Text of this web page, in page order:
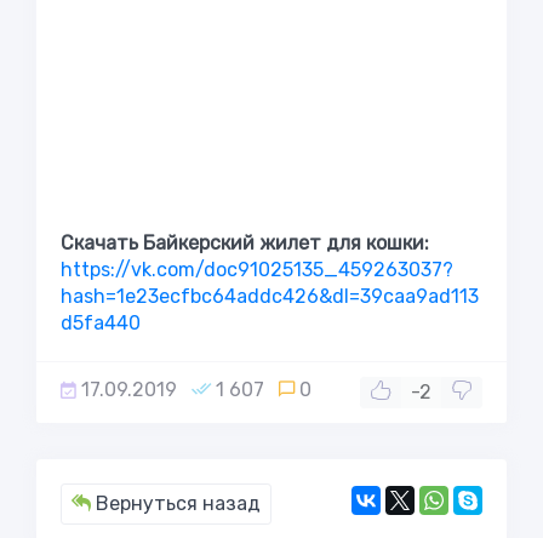
Скачать Байкерский жилет для кошки:
https://vk.com/doc91025135_459263037?
hash=1e23ecfbc64addc426&dl=39caa9ad113
d5fa440
17.09.2019 1 607 0 -2
Вернуться назад